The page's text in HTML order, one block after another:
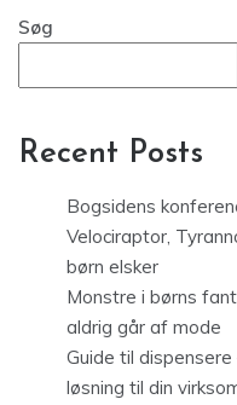
Søg
Recent Posts
Bogsidens
Velociraptor,
børn elsker
Monstre i børns
aldrig går af mode
Guide til
løsning til din